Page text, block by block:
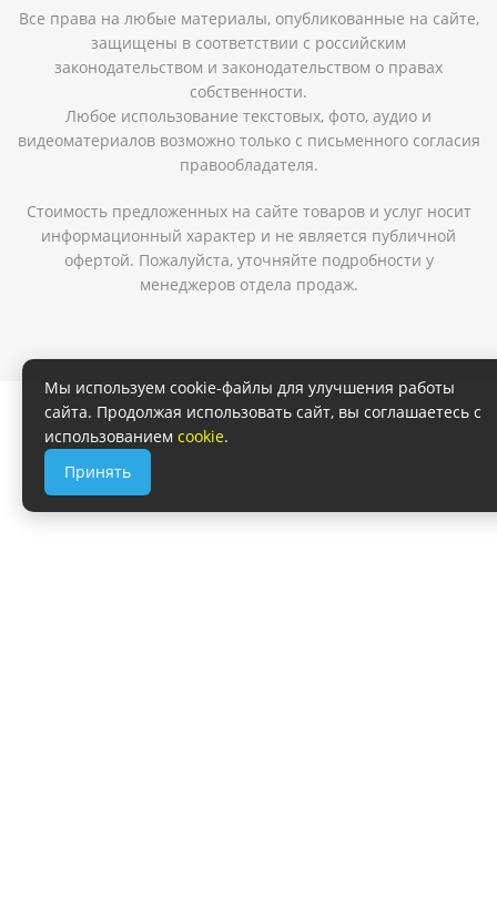
Все права на любые материалы, опубликованные на сайте,
защищены в соответствии с российским
законодательством и законодательством о правах
собственности.
Любое использование текстовых, фото, аудио и
видеоматериалов возможно только с письменного согласия
правообладателя.
Стоимость предложенных на сайте товаров и услуг носит
информационный характер и не является публичной
офертой. Пожалуйста, уточняйте подробности у
менеджеров отдела продаж.
Мы используем cookie-файлы для улучшения работы
сайта. Продолжая использовать сайт, вы соглашаетесь с
использованием cookie.
Принять